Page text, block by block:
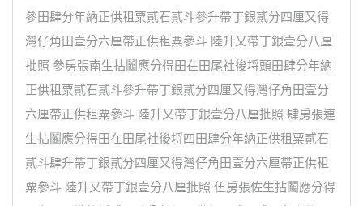
參田肆分年納正供租粟貳石貳斗參升帶丁銀貳分四厘又得
灣仔角田壹分六厘帶正供租粟參斗 陸升又帶丁銀壹分八厘
批照 參房張南生拈鬮應分得田在田尾社後埒頭田肆分年納
正供租粟貳石貳斗參升帶丁銀貳分四厘又得灣仔角田壹分
六厘帶正供租粟參斗 陸升又帶丁銀壹分八厘批照 肆房張連
生拈鬮應分得田在田尾社後埒四田肆分年納正供租粟貳石
貳斗肆升帶丁銀貳分四厘又得灣仔角田壹分六厘帶正供租
粟參斗 陸升又帶丁銀壹分八厘批照 伍房張佐生拈鬮應分得